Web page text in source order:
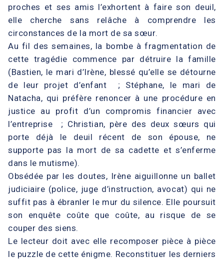
proches et ses amis l’exhortent à faire son deuil,
elle cherche sans relâche à comprendre les
circonstances de la mort de sa sœur.
Au fil des semaines, la bombe à fragmentation de
cette tragédie commence par détruire la famille
(Bastien, le mari d’Irène, blessé qu’elle se détourne
de leur projet d’enfant ; Stéphane, le mari de
Natacha, qui préfère renoncer à une procédure en
justice au profit d’un compromis financier avec
l’entreprise ; Christian, père des deux sœurs qui
porte déjà le deuil récent de son épouse, ne
supporte pas la mort de sa cadette et s’enferme
dans le mutisme).
Obsédée par les doutes, Irène aiguillonne un ballet
judiciaire (police, juge d’instruction, avocat) qui ne
suffit pas à ébranler le mur du silence. Elle poursuit
son enquête coûte que coûte, au risque de se
couper des siens.
Le lecteur doit avec elle recomposer pièce à pièce
le puzzle de cette énigme. Reconstituer les derniers